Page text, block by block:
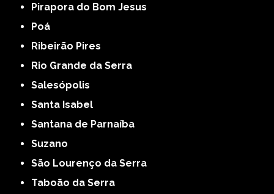
Pirapora do Bom Jesus
Poá
Ribeirão Pires
Rio Grande da Serra
Salesópolis
Santa Isabel
Santana de Parnaíba
Suzano
São Lourenço da Serra
Taboão da Serra